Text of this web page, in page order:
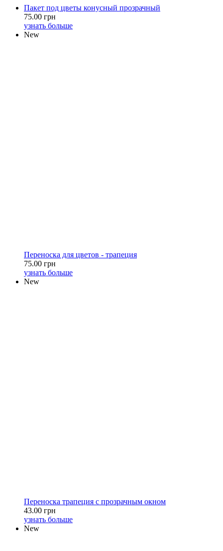
Пакет под цветы конусный прозрачный
75.00 грн
узнать больше
New
Переноска для цветов - трапеция
75.00 грн
узнать больше
New
Переноска трапеция с прозрачным окном
43.00 грн
узнать больше
New